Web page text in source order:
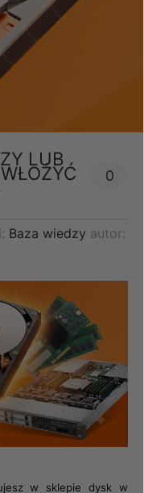
LUB
0
Baza wiedzy autor:
w sklepie dysk w